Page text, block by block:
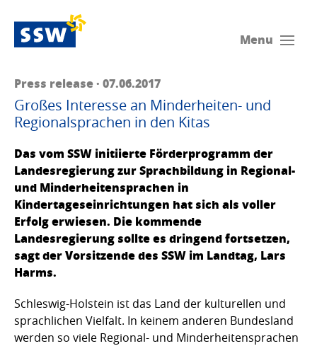
Menu
Press release · 07.06.2017
Großes Interesse an Minderheiten- und
Regionalsprachen in den Kitas
Das vom SSW initiierte Förderprogramm der
Landesregierung zur Sprachbildung in Regional-
und Minderheitensprachen in
Kindertageseinrichtungen hat sich als voller
Erfolg erwiesen. Die kommende
Landesregierung sollte es dringend fortsetzen,
sagt der Vorsitzende des SSW im Landtag, Lars
Harms.
Schleswig-Holstein ist das Land der kulturellen und
sprachlichen Vielfalt. In keinem anderen Bundesland
werden so viele Regional- und Minderheitensprachen